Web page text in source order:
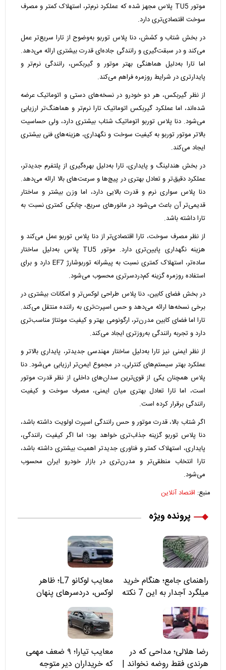
موتور TU5 پلاس مجهز شده که عملکرد نرم‌تر، استهلاک کمتر و مصرف
سوخت اقتصادی‌تری دارد.
در بخش شتاب و کشش، دنا پلاس توربو به‌وضوح از تارا سریع‌تر عمل
می‌کند و در سبقت‌گیری و رانندگی جاده‌ای قدرت بیشتری ارائه می‌دهد.
اما تارا به‌دلیل هماهنگی بهتر موتور و گیربکس، رانندگی نرم‌تر و
پایدار‌تری در شرایط روزمره فراهم می‌کند.
از نظر گیربکس، هر دو خودرو در نسخه‌های دستی و اتوماتیک عرضه
شده‌اند، اما عملکرد گیربکس اتوماتیک تارا نرم‌تر و هماهنگ‌تر ارزیابی
می‌شود. دنا پلاس توربو اتوماتیک شتاب بیشتری دارد، ولی حساسیت
بالاتر موتور توربو به کیفیت سوخت و نگهداری، هزینه‌های فنی بیشتری
ایجاد می‌کند.
در بخش هندلینگ و پایداری، تارا به‌دلیل بهره‌گیری از پلتفرم جدیدتر،
عملکرد دقیق‌تر و تعادل بهتری در پیچ‌ها و سرعت‌های بالا ارائه می‌دهد.
دنا پلاس سواری نرم و قدرت بالایی دارد، اما وزن بیشتر و ساختار
قدیمی‌تر آن باعث می‌شود در مانورهای سریع، چابکی کمتری نسبت به
تارا داشته باشد.
از نظر مصرف سوخت، تارا اقتصادی‌تر از دنا پلاس توربو عمل می‌کند و
هزینه نگهداری پایین‌تری دارد. موتور TU5 پلاس به‌دلیل ساختار
ساده‌تر، استهلاک کمتری نسبت به پیشرانه توربوشارژ EF7 دارد و برای
استفاده روزمره گزینه کم‌دردسرتری محسوب می‌شود.
در بخش فضای کابین، دنا پلاس طراحی لوکس‌تر و امکانات بیشتری در
برخی نسخه‌ها ارائه می‌دهد و حس اسپرت‌تری به راننده منتقل می‌کند.
تارا اما فضای کابین مدرن‌تر، ارگونومی بهتر و کیفیت مونتاژ مناسب‌تری
دارد و تجربه رانندگی به‌روزتری ایجاد می‌کند.
از نظر ایمنی نیز تارا به‌دلیل ساختار مهندسی جدیدتر، پایداری بالاتر و
عملکرد بهتر سیستم‌های کنترلی، در مجموع ایمن‌تر ارزیابی می‌شود. دنا
پلاس همچنان یکی از قوی‌ترین سدان‌های داخلی از نظر قدرت موتور
است، اما تارا تعادل بهتری میان ایمنی، مصرف سوخت و کیفیت
رانندگی برقرار کرده است.
اگر شتاب بالا، قدرت موتور و حس رانندگی اسپرت اولویت داشته باشد،
دنا پلاس توربو گزینه جذاب‌تری خواهد بود؛ اما اگر کیفیت رانندگی،
پایداری، استهلاک کمتر و فناوری جدیدتر اهمیت بیشتری داشته باشد،
تارا انتخاب منطقی‌تر و مدرن‌تری در بازار خودرو ایران محسوب
می‌شود.
منبع: اقتصاد آنلاین
پرونده ویژه
راهنمای جامع؛ هنگام خرید
میلگرد آجدار به این 7 نکته
توجه کنید
معایب لوکانو L7؛ ظاهر
لوکس، دردسرهای پنهان
رضا هلالی؛ مداحی که در
هرندی فقط روضه نخواند |
معایب تیارا؛ ۹ ضعف مهمی
که خریداران دیر متوجه